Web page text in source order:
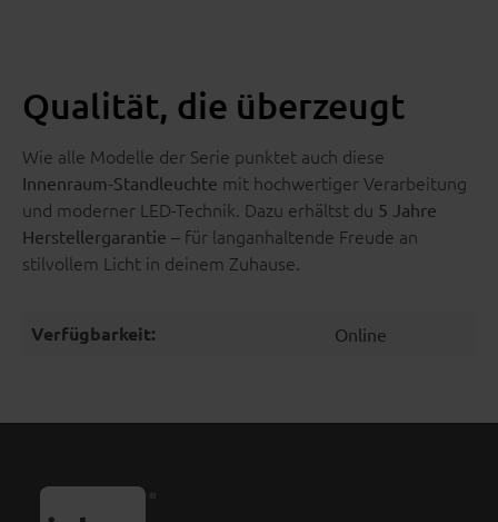
Qualität, die überzeugt
Wie alle Modelle der Serie punktet auch diese
Innenraum-Standleuchte mit hochwertiger Verarbeitung
und moderner LED-Technik. Dazu erhältst du 5 Jahre
Herstellergarantie – für langanhaltende Freude an
stilvollem Licht in deinem Zuhause.
Verfügbarkeit: Online